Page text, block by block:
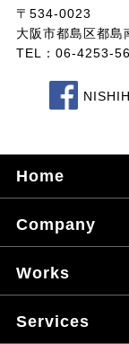
〒534-0023
大阪市都島区都
TEL：06-4253-
Home
Company
Works
Services